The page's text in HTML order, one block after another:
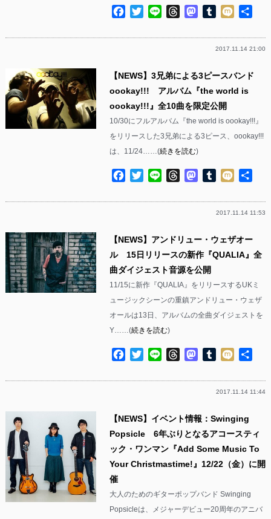
Facebook
TwitterLine ThreadsMastodon
Tumblr
Mixi
2017.11.14 21:00
【NEWS】3兄弟による3ピースバンド
oookay!!! アルバム『the world is
oookay!!!』全10曲を限定公開
10/30にフルアルバム『the world is oookay!!!』
をリリースした3兄弟による3ピース、oookay!!!
は、11/24……(続きを読む)
Facebook
TwitterLine ThreadsMastodon
Tumblr
Mixi
2017.11.14 11:53
【NEWS】アンドリュー・ウェザオー
ル 15日リリースの新作『QUALIA』全
曲ダイジェスト音源を公開
11/15に新作『QUALIA』をリリースするUKミ
ュージックシーンの重鎮アンドリュー・ウェザ
オールは13日、アルバムの全曲ダイジェストを
Y……(続きを読む)
Facebook
TwitterLine ThreadsMastodon
Tumblr
Mixi
2017.11.14 11:44
【NEWS】イベント情報：Swinging
Popsicle 6年ぶりとなるアコースティ
ック・ワンマン『Add Some Music To
Your Christmastime!』12/22（金）に開
催
大人のためのギターポップバンド Swinging
Popsicleは、メジャーデビュー20周年のアニバ